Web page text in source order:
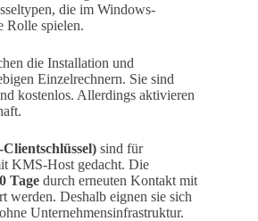
die im Windows-
Rolle spielen.
die Installation und
Einzelrechnern. Sie sind
kostenlos. Allerdings aktivieren
sind für
KMS-Host gedacht. Die
Tage durch erneuten Kontakt mit
werden. Deshalb eignen sie sich
Unternehmensinfrastruktur.